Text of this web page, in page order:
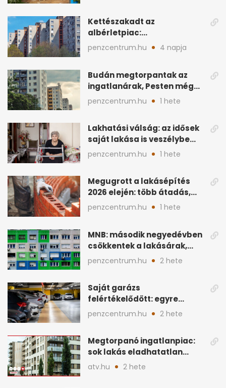
Kettészakadt az
albérletpiac:
egyetemvárosokban
elfogytak a kiadó lakások
penzcentrum.hu 4 napja
Budán megtorpantak az
ingatlanárak, Pesten még
mindig gyors a drágulás
penzcentrum.hu 1 hete
Lakhatási válság: az idősek
saját lakása is veszélybe
kerülhet
penzcentrum.hu 1 hete
Megugrott a lakásépítés
2026 elején: több átadás,
sok új engedély
penzcentrum.hu 1 hete
MNB: második negyedévben
csökkentek a lakásárak,
megtorpant a kereslet
penzcentrum.hu 2 hete
Saját garázs
felértékelődött: egyre
többet számít az ingatlan
áránál
penzcentrum.hu 2 hete
Megtorpanó ingatlanpiac:
sok lakás eladhatatlan
maradhat árcsökkentés
atv.hu 2 hete